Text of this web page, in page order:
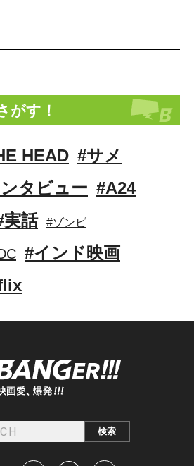
がす！
HEAD #サメ
タビュー #A24
実話 #ゾンビ
#インド映画